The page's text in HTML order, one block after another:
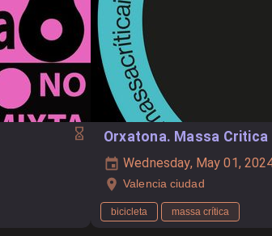
Orxatona. Massa
Wednesday, May 01,
Valencia ciudad
bicicleta massa crítica